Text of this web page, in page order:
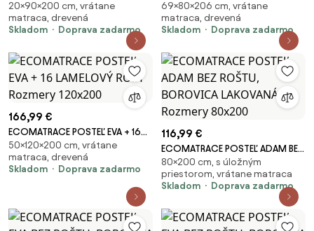
rošt 12 laťový + matrace Sirius
20 cm Rozmery 90x200
20×90×200 cm, vrátane
matraca, drevená
Skladom
Doprava zadarmo
ROŠTOM, BOROVICA LAKOVANÁ
Rozmery 80x200
69×80×206 cm, vrátane
matraca, drevená
Skladom
Doprava zadarmo
166,99 €
ECOMATRACE POSTEĽ EVA + 16
LAMELOVÝ ROŠT Rozmery
120x200
50×120×200 cm, vrátane
matraca, drevená
Skladom
Doprava zadarmo
116,99 €
ECOMATRACE POSTEĽ ADAM BEZ
ROŠTU, BOROVICA LAKOVANÁ
Rozmery 80x200
80×200 cm, s úložným
priestorom, vrátane matraca
Skladom
Doprava zadarmo